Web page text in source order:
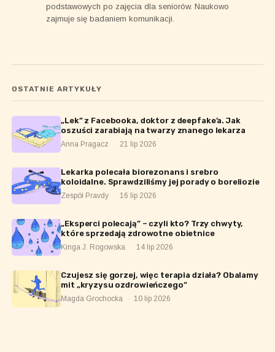
podstawowych po zajęcia dla seniorów. Naukowo
zajmuje się badaniem komunikacji.
OSTATNIE ARTYKUŁY
„Lek” z Facebooka, doktor z deepfake’a. Jak
oszuści zarabiają na twarzy znanego lekarza
Anna Pragacz · 21 lip 2026
Lekarka polecała biorezonans i srebro
koloidalne. Sprawdziliśmy jej porady o boreliozie
Zespół Pravdy · 16 lip 2026
„Eksperci polecają” – czyli kto? Trzy chwyty,
które sprzedają zdrowotne obietnice
Kinga J. Rogowska · 14 lip 2026
Czujesz się gorzej, więc terapia działa? Obalamy
mit „kryzysu ozdrowieńczego”
Magda Grochocka · 10 lip 2026